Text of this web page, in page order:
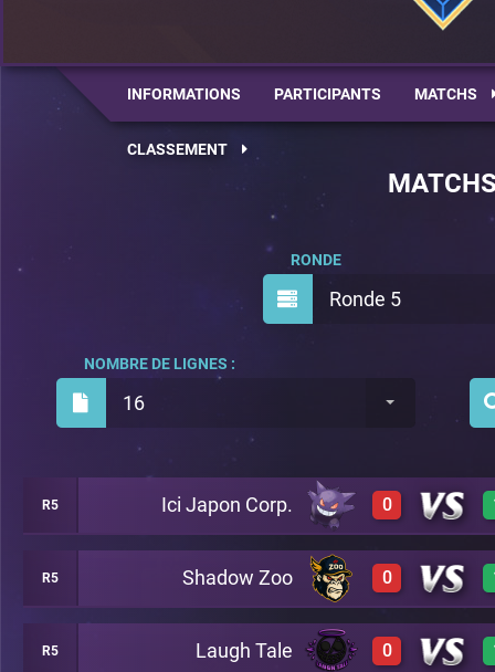
INFORMATIONS PARTICIPANTS MATCHS
CLASSEMENT
Ronde 5
RONDE
16
NOMBRE DE LIGNES :
R5 Ici Japon Corp. 0
0 A10
R5 Shadow Zoo 0
0 A10
R5 Laugh Tale 0